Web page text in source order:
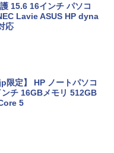
15.6 16インチ パソコ
Lavie ASUS HP dyna
応
限定】 HP ノートパソコ
チ 16GBメモリ 512GB
5